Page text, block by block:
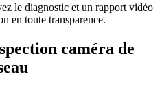
le diagnostic et un rapport vidéo
en toute transparence.
caméra de